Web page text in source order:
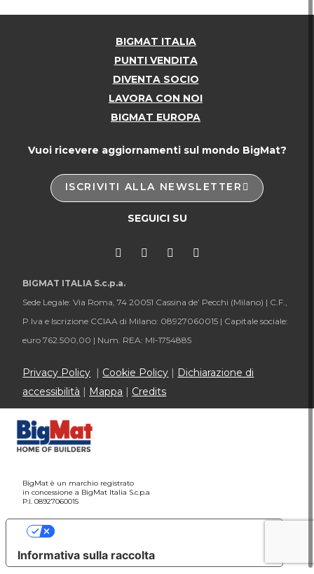
BIGMAT ITALIA
PUNTI VENDITA
DIVENTA SOCIO
LAVORA CON NOI
BIGMAT EUROPA
Vuoi ricevere aggiornamenti sul mondo BigMat?
ISCRIVITI ALLA NEWSLETTER
SEGUICI SU
BIGMAT ITALIA S.c.p.a.
Sede Legale: Via Roma, 74 20051 Cassina de’ Pecchi (Milano) | C.F.,
P.Iva e Iscrizione CCIAA di Milano: 08927060015 | Capitale sociale:
euro 762.500,00 | Num. REA: MI-1754885
Privacy Policy Cookie Policy
Dichiarazione di
accessibilità
Mappa Credits
BigMat è un marchio registrato
in concessione a BigMat Italia S.c.p.a
P.I. 08927060015
Informativa sulla raccolta
Le tue preferenze relative alla privacy